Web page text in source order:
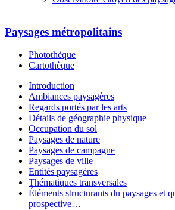
Paysages métropolitains
Photothèque
Cartothèque
Introduction
Ambiances paysagères
Regards portés par les arts
Détails de géographie physique
Occupation du sol
Paysages de nature
Paysages de campagne
Paysages de ville
Entités paysagères
Thématiques transversales
Éléments structurants du paysages et
prospective…